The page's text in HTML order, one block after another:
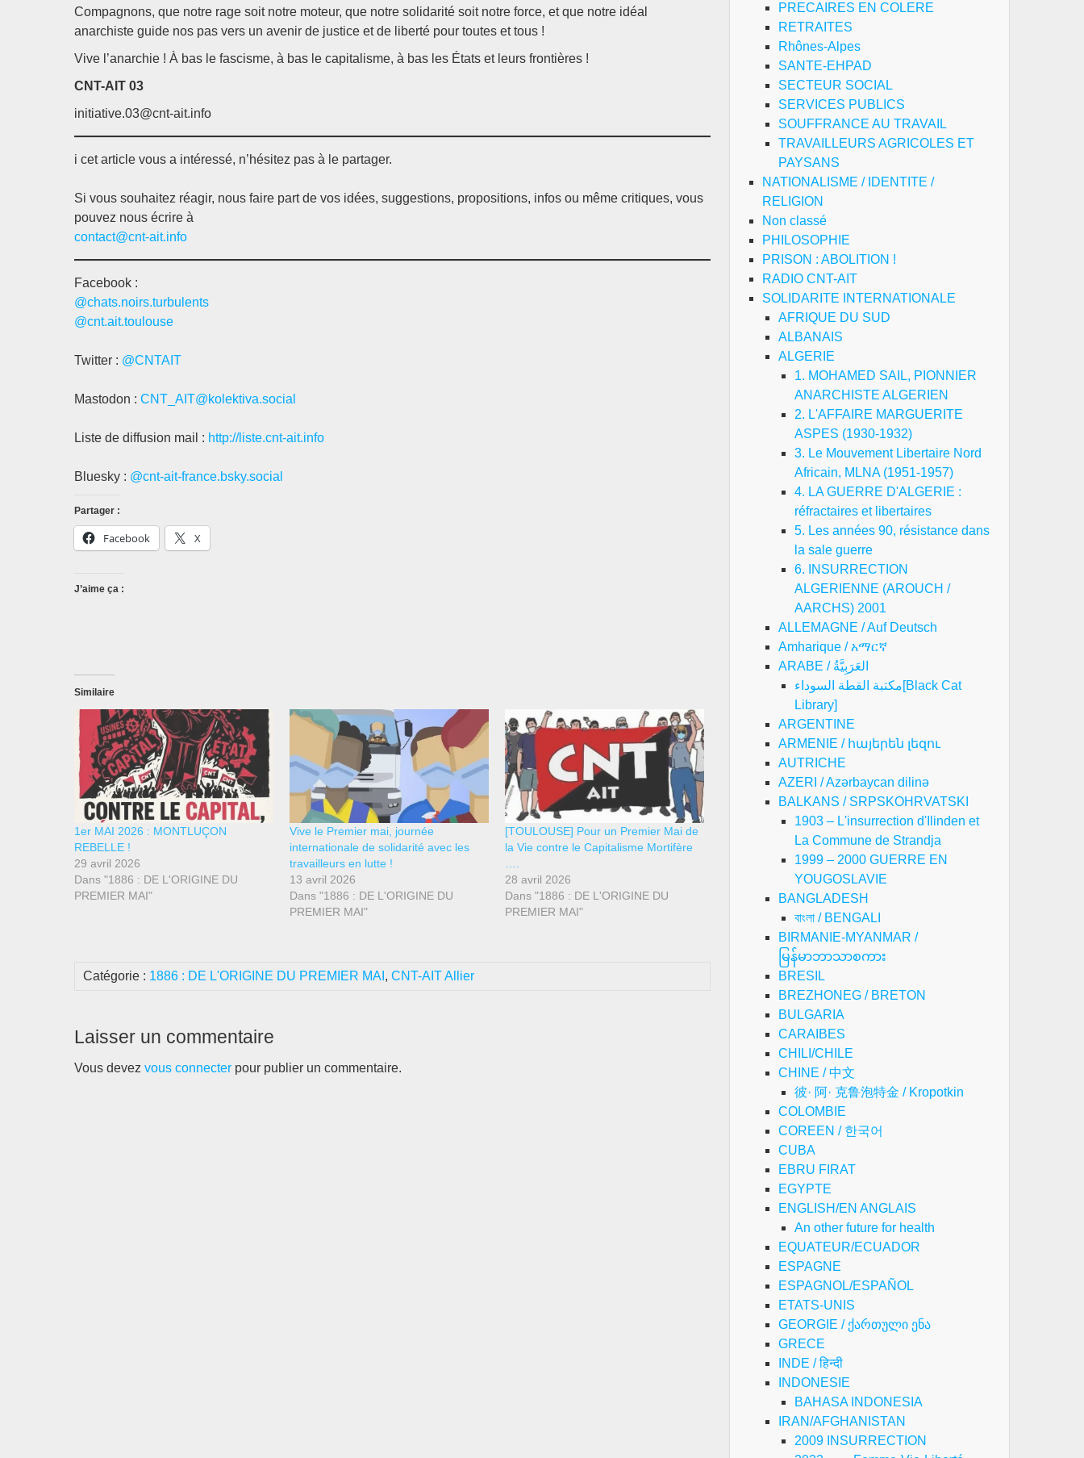
Compagnons, que notre rage soit notre moteur, que notre solidarité soit notre force, et que notre idéal
anarchiste guide nos pas vers un avenir de justice et de liberté pour toutes et tous !
Vive l’anarchie ! À bas le fascisme, à bas le capitalisme, à bas les États et leurs frontières !
CNT-AIT 03
initiative.03@cnt-ait.info
i cet article vous a intéressé, n’hésitez pas à le partager.
Si vous souhaitez réagir, nous faire part de vos idées, suggestions, propositions, infos ou même critiques, vous
pouvez nous écrire à
contact@cnt-ait.info
Facebook :
@chats.noirs.turbulents
@cnt.ait.toulouse
Twitter : @CNTAIT
Mastodon : CNT_AIT@kolektiva.social
Liste de diffusion mail : http://liste.cnt-ait.info
Bluesky : @cnt-ait-france.bsky.social
Partager :
Facebook X
J’aime ça :
Similaire
1er MAI 2026 : MONTLUÇON
REBELLE !
29 avril 2026
Dans "1886 : DE L'ORIGINE DU
PREMIER MAI"
Vive le Premier mai, journée
internationale de solidarité avec les
travailleurs en lutte !
13 avril 2026
Dans "1886 : DE L'ORIGINE DU
PREMIER MAI"
[TOULOUSE] Pour un Premier Mai de
la Vie contre le Capitalisme Mortifère
28 avril 2026
Dans "1886 : DE L'ORIGINE DU
PREMIER MAI"
Catégorie : 1886 : DE L'ORIGINE DU PREMIER MAI , CNT-AIT Allier
Laisser un commentaire
Vous devez vous connecter pour publier un commentaire.
PRECAIRES EN COLERE
RETRAITES
Rhônes-Alpes
SANTE-EHPAD
SECTEUR SOCIAL
SERVICES PUBLICS
SOUFFRANCE AU TRAVAIL
TRAVAILLEURS AGRICOLES ET
PAYSANS
NATIONALISME / IDENTITE /
RELIGION
Non classé
PHILOSOPHIE
PRISON : ABOLITION !
RADIO CNT-AIT
SOLIDARITE INTERNATIONALE
AFRIQUE DU SUD
ALBANAIS
ALGERIE
1. MOHAMED SAIL, PIONNIER
ANARCHISTE ALGERIEN
2. L'AFFAIRE MARGUERITE
ASPES (1930-1932)
3. Le Mouvement Libertaire Nord
Africain, MLNA (1951-1957)
4. LA GUERRE D'ALGERIE :
réfractaires et libertaires
5. Les années 90, résistance dans
la sale guerre
6. INSURRECTION
ALGERIENNE (AROUCH /
AARCHS) 2001
ALLEMAGNE / Auf Deutsch
Amharique / አማርኛ
ARABE / العَرَبِيَّةُ
مكتبة القطة السوداء[Black Cat
Library]
ARGENTINE
ARMENIE / հայերեն լեզու
AUTRICHE
AZERI / Azərbaycan dilinə
BALKANS / SRPSKOHRVATSKI
1903 – L'insurrection d'Ilinden et
La Commune de Strandja
1999 – 2000 GUERRE EN
YOUGOSLAVIE
BANGLADESH
বাংলা / BENGALI
BIRMANIE-MYANMAR /
မြန်မာဘာသာစကား
BRESIL
BREZHONEG / BRETON
BULGARIA
CARAIBES
CHILI/CHILE
CHINE / 中文
彼· 阿· 克鲁泡特金 / Kropotkin
COLOMBIE
COREEN / 한국어
CUBA
EBRU FIRAT
EGYPTE
ENGLISH/EN ANGLAIS
An other future for health
EQUATEUR/ECUADOR
ESPAGNE
ESPAGNOL/ESPAÑOL
ETATS-UNIS
GEORGIE / ქართული ენა
GRECE
INDE / हिन्दी
INDONESIE
BAHASA INDONESIA
IRAN/AFGHANISTAN
2009 INSURRECTION